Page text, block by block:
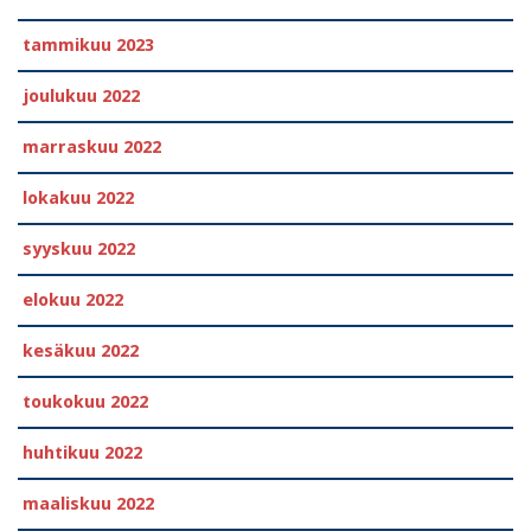
tammikuu 2023
joulukuu 2022
marraskuu 2022
lokakuu 2022
syyskuu 2022
elokuu 2022
kesäkuu 2022
toukokuu 2022
huhtikuu 2022
maaliskuu 2022